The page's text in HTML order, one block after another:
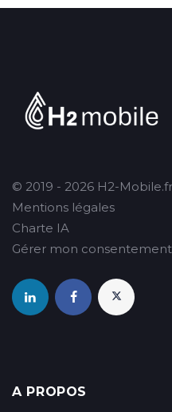
© 2019 - 2026 H2-Mobile.fr
Mentions légales
Charte IA
Gérer mon consentement
A PROPOS